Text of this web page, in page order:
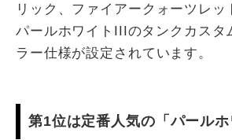
リック、ファイアークォーツレッ
パールホワイトIIIのタンクカスタ
ラー仕様が設定されています。
第1位は定番人気の「パールホ